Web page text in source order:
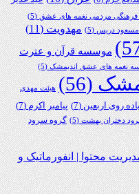
فرهنگی مردمی نغمه های عشق(5)
مسعود دریس(5) مهدویت(11)
موسسه قرآن و عترت
نغمه های عشق اندیمشک(5)
(56) هیئت مهدی
روی اربعین(7) پیامبر اکرم(7)
دختران بهشت(5)
گروه سرود
محتوا | انفورماتیک و